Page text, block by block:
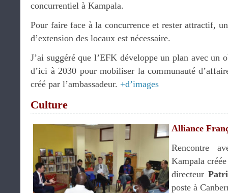
concurrentiel à Kampala.
Pour faire face à la concurrence et rester attractif,
d’extension des locaux est nécessaire.
J’ai suggéré que l’EFK développe un plan avec un
d’ici à 2030 pour mobiliser la communauté
créé par l’ambassadeur. +d’images
Culture
Alliance
Rencontre
Kampala
directeur
poste à